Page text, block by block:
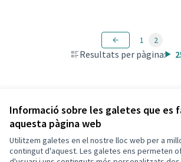
Informació sobre les galetes que es
aquesta pàgina web
Utilitzem galetes en el nostre lloc web per a
contingut d'aquest. Les galetes ens permeten
Resultats per pàgina:
1 2
Veure totes les propostes retirades
Termes i condicions d'ús
Configuració de les galetes